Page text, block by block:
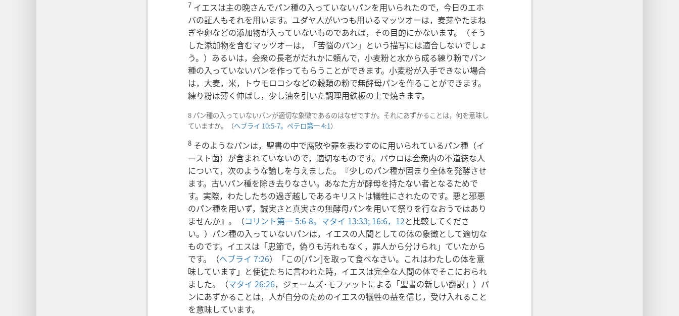
7 イエスは主の晩さんでパン種の入っていないパンを用いられたので，今日のエホ
バの証人もそれを用います。ユダヤ人がいつも用いるマッツオーは，麦芽やたまね
ぎや卵などの添加物が入っていないものであれば，その目的にかないます。（そう
した添加物を含むマッツオーは，「苦悩のパン」という描写には適合しないでしょ
う。）あるいは，会衆の長老がだれかに頼んで，小麦粉と水から成る練り粉でパン
種の入っていないパンを作ってもらうことができます。小麦粉が入手できない場合
は，大麦，米，トウモロコシなどの穀類の粉で無酵母パンを作ることができます。
練り粉は薄く伸ばし，少し油を引いた調理用鉄板の上で焼きます。
8 パン種の入っていないパンが適切な象徴であるのはなぜですか。それにあずかることは，何を意味し
ていますか。（ヘブライ 10:5-7。 ペテロ第一 4:1）
8 そのようなパンは，聖書の中で腐敗や罪を表わすのに用いられているパン種（イ
ースト菌）が含まれていないので，適切なものです。パウロは会衆内の不道徳な人
について，次のような諭しを与えました。『少しのパン種が固まり全体を発酵させ
ます。古いパン種を除き去りなさい。あなた方が酵母を持たない者となるためで
す。実際，わたしたちの過ぎ越しであるキリストは犠牲にされたのです。悪と邪悪
のパン種を用いず，誠実さと真実さの無酵母パンを用いて祭りを行なおうではあり
ませんか』。（コリント第一 5:6-8。 マタイ 13:33; 16:6， 12と比較してくださ
い。）パン種の入っていないパンは，イエスの人間としての体の象徴として適切な
ものです。イエスは「忠節で，偽りも汚れもなく，罪人から分けられ」ていたから
です。（ヘブライ 7:26）「この[パン]を取って食べなさい。これはわたしの体を意
味しています」と使徒たちに言われた時，イエスは完全な人間の体でそこにおられ
ました。（マタイ 26:26，ジェームズ･モファットによる「聖書の新しい翻訳」）パ
ンにあずかることは，人が自分のためのイエスの犠牲の益を信じ，受け入れること
を意味しています。